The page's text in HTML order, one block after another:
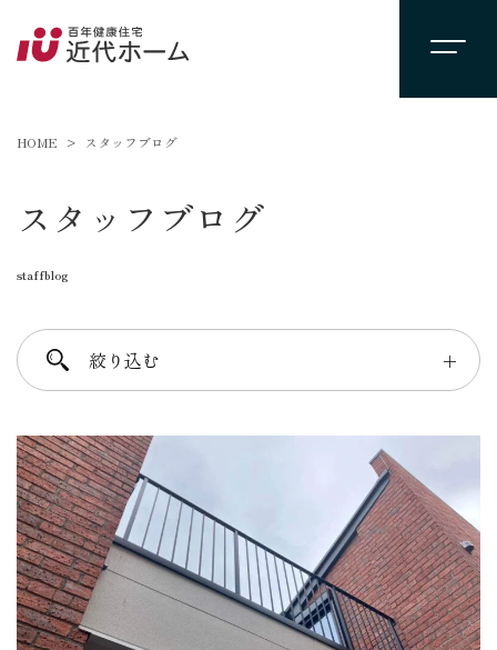
HOME スタッフブログ
スタッフブログ
staffblog
絞り込む ＋
進士 芳：FREE TIME
柴田 守：koko a koko
千葉 徳義：Nori’s room
大賀 真寿美：住まいも気持ちもゆったりと
野原 正彦：リフォーム日誌
加田 奈美：子育てママのデザインダイアリー
岩崎 達也：岩ブロ
石渡 秀樹：建築士日記
三俣 忠史：日々記
陳 鵬：陳道中